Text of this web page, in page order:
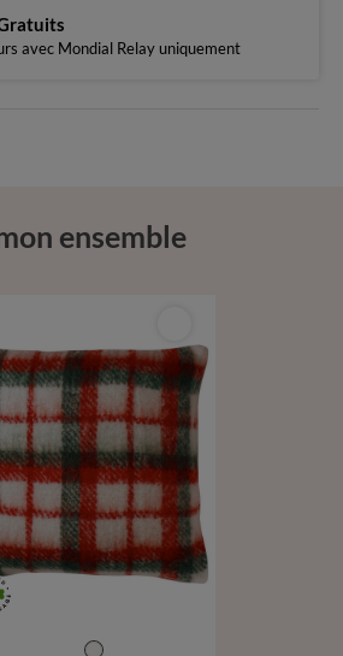
avec Mondial Relay uniquement
ensemble